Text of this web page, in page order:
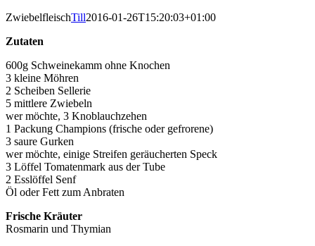
ZwiebelfleischTill2016-01-26T15:20:03+01:00
Zutaten
600g Schweinekamm ohne Knochen
3 kleine Möhren
2 Scheiben Sellerie
5 mittlere Zwiebeln
wer möchte, 3 Knoblauchzehen
1 Packung Champions (frische oder gefrorene)
3 saure Gurken
wer möchte, einige Streifen geräucherten Speck
3 Löffel Tomatenmark aus der Tube
2 Esslöffel Senf
Öl oder Fett zum Anbraten
Frische Kräuter
Rosmarin und Thymian